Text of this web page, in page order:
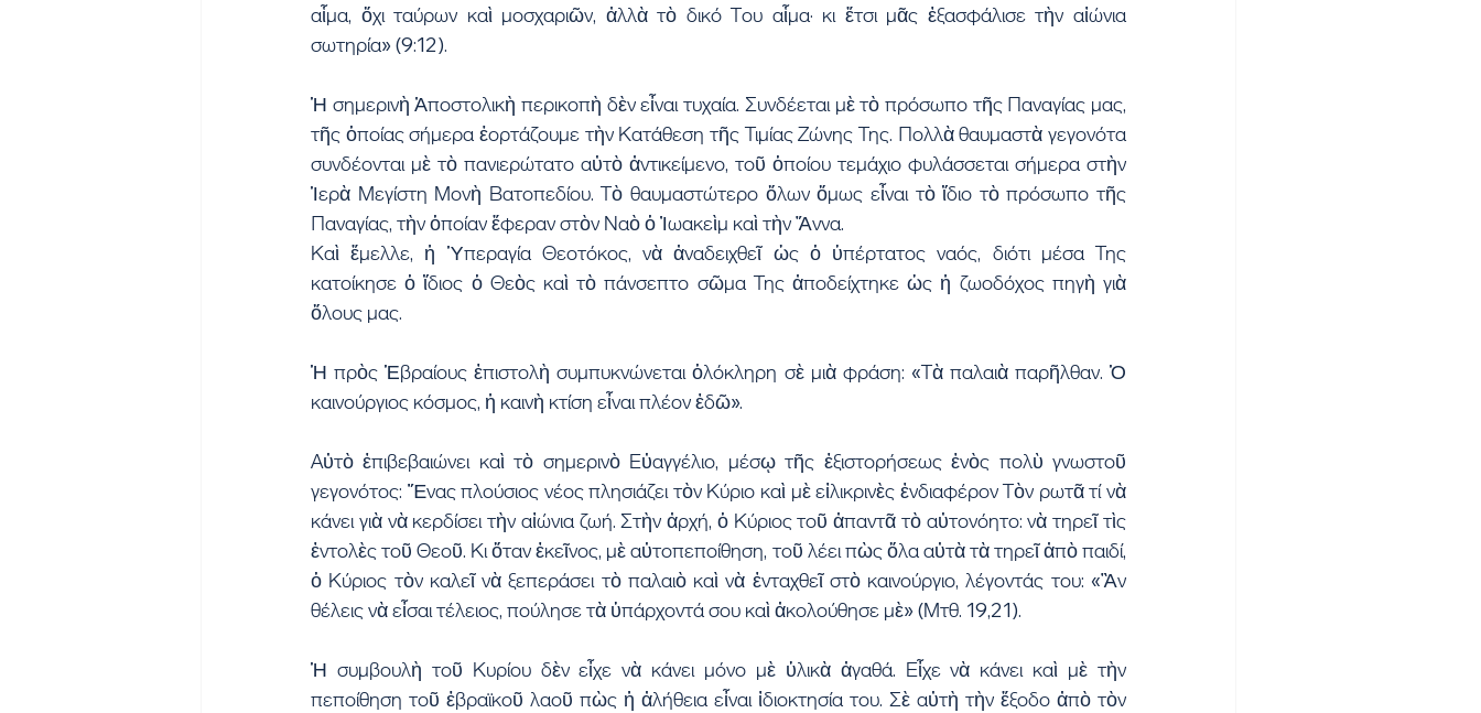
αἷμα, ὄχι ταύρων καὶ μοσχαριῶν, ἀλλὰ τὸ δικό Του αἷμα· κι ἔτσι μᾶς ἐξασφάλισε τὴν αἰώνια
σωτηρία» (9:12).
Ἡ σημερινὴ Ἀποστολικὴ περικοπὴ δὲν εἶναι τυχαία. Συνδέεται μὲ τὸ πρόσωπο τῆς Παναγίας μας,
τῆς ὁποίας σήμερα ἑορτάζουμε τὴν Κατάθεση τῆς Τιμίας Ζώνης Της. Πολλὰ θαυμαστὰ γεγονότα
συνδέονται μὲ τὸ πανιερώτατο αὐτὸ ἀντικείμενο, τοῦ ὁποίου τεμάχιο φυλάσσεται σήμερα στὴν
Ἱερὰ Μεγίστη Μονὴ Βατοπεδίου. Τὸ θαυμαστώτερο ὅλων ὅμως εἶναι τὸ ἴδιο τὸ πρόσωπο τῆς
Παναγίας, τὴν ὁποίαν ἔφεραν στὸν Ναὸ ὁ Ἰωακεὶμ καὶ τὴν Ἄννα.
Καὶ ἔμελλε, ἡ Ὑπεραγία Θεοτόκος, νὰ ἀναδειχθεῖ ὡς ὁ ὑπέρτατος ναός, διότι μέσα Της
κατοίκησε ὁ ἴδιος ὁ Θεὸς καὶ τὸ πάνσεπτο σῶμα Της ἀποδείχτηκε ὡς ἡ ζωοδόχος πηγὴ γιὰ
ὅλους μας.
Ἡ πρὸς Ἑβραίους ἐπιστολὴ συμπυκνώνεται ὁλόκληρη σὲ μιὰ φράση: «Τὰ παλαιὰ παρῆλθαν. Ὁ
καινούργιος κόσμος, ἡ καινὴ κτίση εἶναι πλέον ἐδῶ».
Αὐτὸ ἐπιβεβαιώνει καὶ τὸ σημερινὸ Εὐαγγέλιο, μέσῳ τῆς ἐξιστορήσεως ἑνὸς πολὺ γνωστοῦ
γεγονότος: Ἕνας πλούσιος νέος πλησιάζει τὸν Κύριο καὶ μὲ εἰλικρινὲς ἐνδιαφέρον Τὸν ρωτᾶ τί νὰ
κάνει γιὰ νὰ κερδίσει τὴν αἰώνια ζωή. Στὴν ἀρχή, ὁ Κύριος τοῦ ἀπαντᾶ τὸ αὐτονόητο: νὰ τηρεῖ τὶς
ἐντολὲς τοῦ Θεοῦ. Κι ὅταν ἐκεῖνος, μὲ αὐτοπεποίθηση, τοῦ λέει πὼς ὅλα αὐτὰ τὰ τηρεῖ ἀπὸ παιδί,
ὁ Κύριος τὸν καλεῖ νὰ ξεπεράσει τὸ παλαιὸ καὶ νὰ ἐνταχθεῖ στὸ καινούργιο, λέγοντάς του: «Ἂν
θέλεις νὰ εἶσαι τέλειος, πούλησε τὰ ὑπάρχοντά σου καὶ ἀκολούθησε μὲ» (Μτθ. 19,21).
Ἡ συμβουλὴ τοῦ Κυρίου δὲν εἶχε νὰ κάνει μόνο μὲ ὑλικὰ ἀγαθά. Εἶχε νὰ κάνει καὶ μὲ τὴν
πεποίθηση τοῦ ἑβραϊκοῦ λαοῦ πὼς ἡ ἀλήθεια εἶναι ἰδιοκτησία του. Σὲ αὐτὴ τὴν ἔξοδο ἀπὸ τὸν